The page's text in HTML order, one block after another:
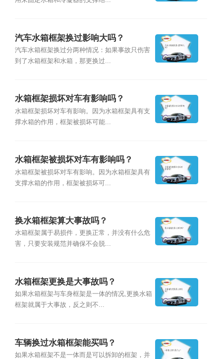
汽车水箱框架换过影响大吗？
汽车水箱框架换过分两种情况：如果事故只伤害
到了水箱框架和水箱，那更换过...
水箱框架损坏对车有影响吗？
水箱框架损坏对车有影响。因为水箱框架具有支
撑水箱的作用，框架被损坏可能...
水箱框架被损坏对车有影响吗？
水箱框架被损坏对车有影响。因为水箱框架具有
支撑水箱的作用，框架被损坏可...
换水箱框架算大事故吗？
水箱框架属于易损件，更换正常，并没有什么危
害，只要安装规范并确保不会脱...
水箱框架更换是大事故吗？
如果水箱框架与车身框架是一体的情况,更换水箱
框架就属于大事故，反之则不...
车辆换过水箱框架能买吗？
如果水箱框架不是一体而是可以拆卸的框架，并